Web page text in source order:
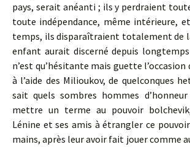
pays, serait anéanti ; ils y perdraient
toute indépendance, même intérieure,
temps, ils disparaîtraient totalement de
enfant aurait discerné depuis longtemps
n’est qu’hésitante mais guette
à l’aide des Milioukov, de quelconques
sait quels sombres hommes
mettre un terme au pouvoir
Lénine et ses amis à étrangler ce
mains, après leur avoir fait jouer comme